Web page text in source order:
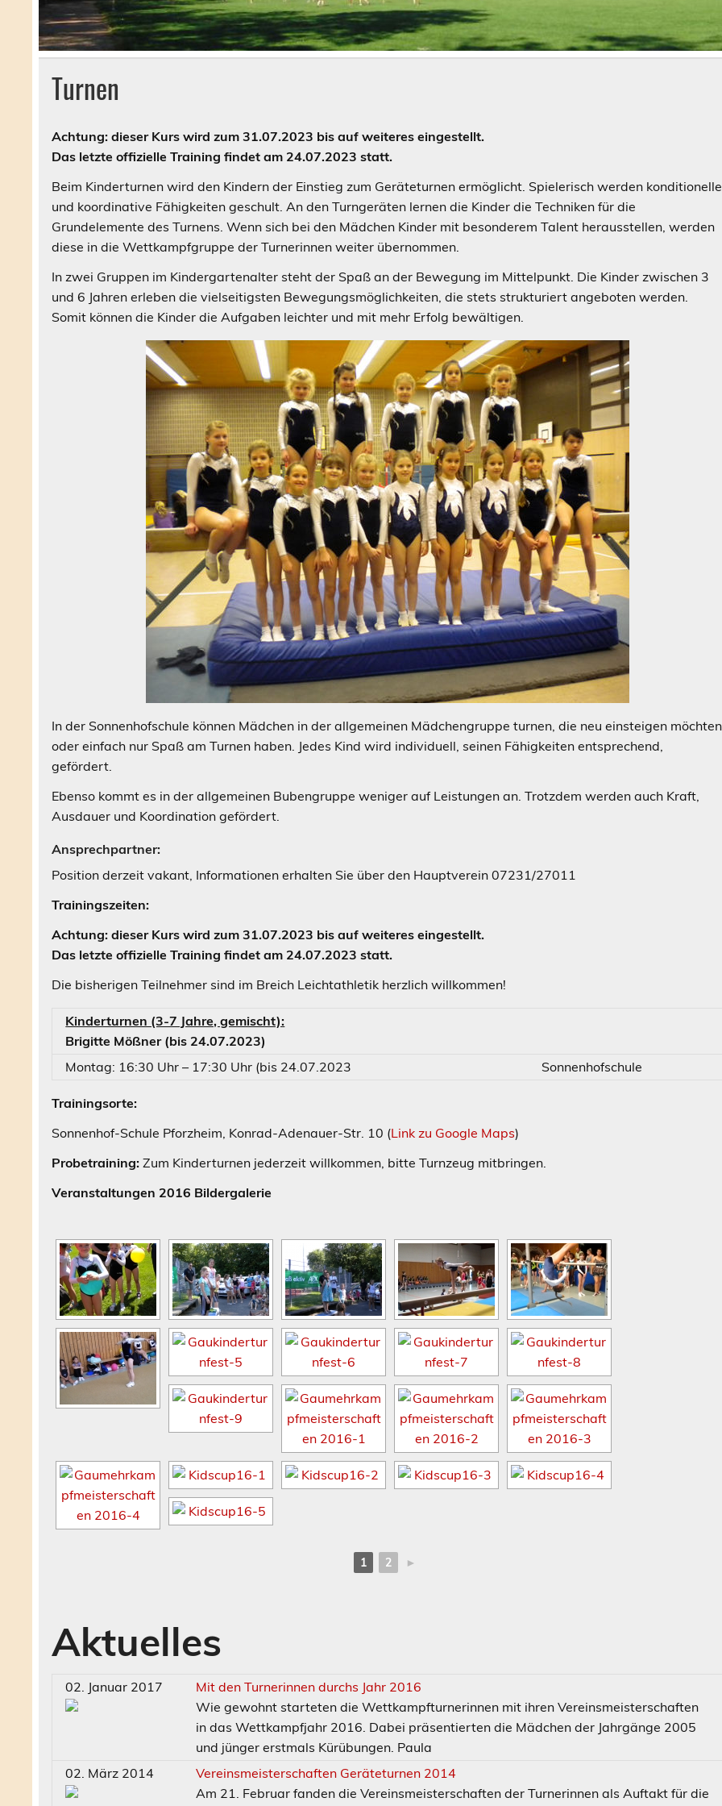
Turnen
Achtung: dieser Kurs wird zum 31.07.2023 bis auf weiteres eingestellt.
Das letzte offizielle Training findet am 24.07.2023 statt.
Beim Kinderturnen wird den Kindern der Einstieg zum Geräteturnen ermöglicht. Spielerisch werden konditionelle
und koordinative Fähigkeiten geschult. An den Turngeräten lernen die Kinder die Techniken für die
Grundelemente des Turnens. Wenn sich bei den Mädchen Kinder mit besonderem Talent herausstellen, werden
diese in die Wettkampfgruppe der Turnerinnen weiter übernommen.
In zwei Gruppen im Kindergartenalter steht der Spaß an der Bewegung im Mittelpunkt. Die Kinder zwischen 3
und 6 Jahren erleben die vielseitigsten Bewegungsmöglichkeiten, die stets strukturiert angeboten werden.
Somit können die Kinder die Aufgaben leichter und mit mehr Erfolg bewältigen.
In der Sonnenhofschule können Mädchen in der allgemeinen Mädchengruppe turnen, die neu einsteigen möchten
oder einfach nur Spaß am Turnen haben. Jedes Kind wird individuell, seinen Fähigkeiten entsprechend,
gefördert.
Ebenso kommt es in der allgemeinen Bubengruppe weniger auf Leistungen an. Trotzdem werden auch Kraft,
Ausdauer und Koordination gefördert.
Ansprechpartner:
Position derzeit vakant, Informationen erhalten Sie über den Hauptverein 07231/27011
Trainingszeiten:
Achtung: dieser Kurs wird zum 31.07.2023 bis auf weiteres eingestellt.
Das letzte offizielle Training findet am 24.07.2023 statt.
Die bisherigen Teilnehmer sind im Breich Leichtathletik herzlich willkommen!
Kinderturnen (3-7 Jahre, gemischt):
Brigitte Mößner (bis 24.07.2023)
Montag: 16:30 Uhr – 17:30 Uhr (bis 24.07.2023
Sonnenhofschule
Trainingsorte:
Sonnenhof-Schule Pforzheim, Konrad-Adenauer-Str. 10 (Link zu Google Maps)
Probetraining:Zum Kinderturnen jederzeit willkommen, bitte Turnzeug mitbringen.
Veranstaltungen 2016 Bildergalerie
1 2 ►
Aktuelles
02. Januar 2017
Mit den Turnerinnen durchs Jahr 2016
Wie gewohnt starteten die Wettkampfturnerinnen mit ihren Vereinsmeisterschaften
in das Wettkampfjahr 2016. Dabei präsentierten die Mädchen der Jahrgänge 2005
und jünger erstmals Kürübungen. Paula
02. März 2014
Vereinsmeisterschaften Geräteturnen 2014
Am 21. Februar fanden die Vereinsmeisterschaften der Turnerinnen als Auftakt für die